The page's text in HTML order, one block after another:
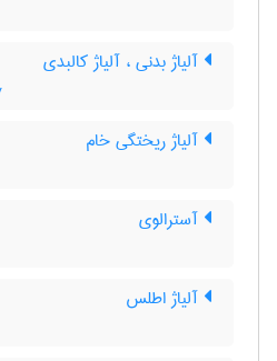
آلیاژ بدنی ، آلیاژ کالبدی
آلیاژ ریختگی خام
آسترالوی
آلیاژ اطلس